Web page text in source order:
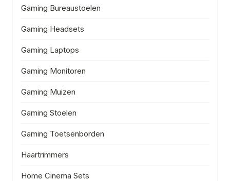
Gaming Bureaustoelen
Gaming Headsets
Gaming Laptops
Gaming Monitoren
Gaming Muizen
Gaming Stoelen
Gaming Toetsenborden
Haartrimmers
Home Cinema Sets